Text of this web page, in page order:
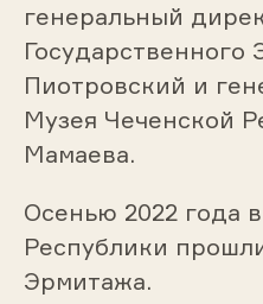
генеральный
Пиотровский и
Музея Чеченской
Мамаева.
Осенью 2022 года
Республики
Эрмитажа.